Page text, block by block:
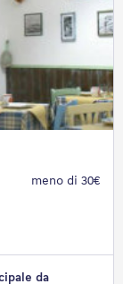
meno di 30€
da